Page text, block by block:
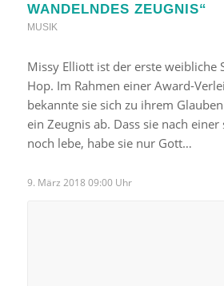
WANDELNDES ZEUGNIS“
MUSIK
Missy Elliott ist der erste weibliche
Hop. Im Rahmen einer Award-
bekannte sie sich zu ihrem
ein Zeugnis ab. Dass sie nach
noch lebe, habe sie nur Gott…
9. März 2018 09:00 Uhr